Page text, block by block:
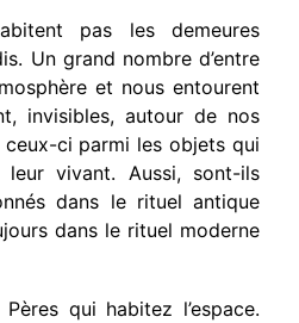
pas les demeures
Un grand nombre d’entre
et nous entourent
invisibles, autour de nos
ci parmi les objets qui
vivant. Aussi, sont-ils
dans le rituel antique
dans le rituel moderne
qui habitez l’es­pace.